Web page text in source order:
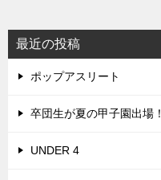
最近の投稿
ポップアスリート
卒団生が夏の甲子園出場！
UNDER 4